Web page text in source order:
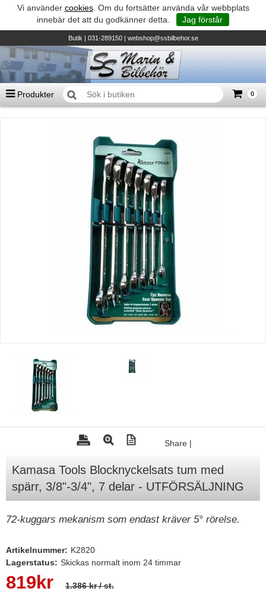
Vi använder cookies. Om du fortsätter använda vår webbplats
innebär det att du godkänner detta.
Jag förstår
Butik| 031-289150 | webshop@ssbilbehor.se
Produkter 0
TILL KASSAN
Biltillbehör och reservdelar - BDS
Suzuki - Utombordare
Suzumar - Gummibåtar
Honda - Utombordare
Honda - Elverk & Pumpar
Tohatsu - Utombordare
Minn Kota - elmotorer
Yanmar Servicedelar
Yamaha Servicedelar
Mercury Servicedelar
Garmin
Humminbird
Simrad
Båttillbehör
Hummertina
Varta - Batterier
Victron - Batteriladdare
Share |
Kamasa Tools Blocknyckelsats tum med
spärr, 3/8"-3/4", 7 delar - UTFÖRSÄLJNING
72-kuggars mekanism som endast kräver 5° rörelse.
Artikelnummer: K2820
Lagerstatus: Skickas normalt inom 24 timmar
819 kr 1.386 kr/ st.